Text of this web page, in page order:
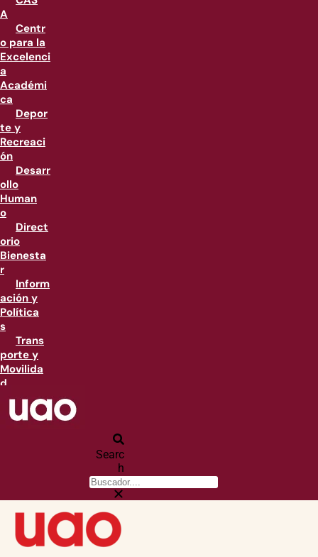
A
Centr
o para la
Excelenci
a
Académi
ca
Depor
te y
Recreaci
ón
Desarr
ollo
Human
o
Direct
orio
Bienesta
r
Inform
ación y
Política
s
Trans
porte y
Movilida
d
Searc
h